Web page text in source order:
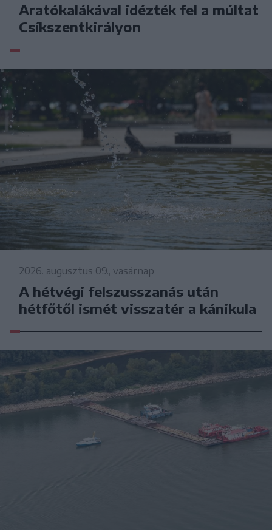
Aratókalákával idézték fel a múltat
Csíkszentkirályon
2026. augusztus 09., vasárnap
A hétvégi felszusszanás után
hétfőtől ismét visszatér a kánikula